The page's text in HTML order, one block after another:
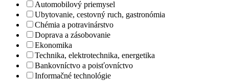
Automobilový priemysel
Ubytovanie, cestovný ruch, gastronómia
Chémia a potravinárstvo
Doprava a zásobovanie
Ekonomika
Technika, elektrotechnika, energetika
Bankovníctvo a poisťovníctvo
Informačné technológie